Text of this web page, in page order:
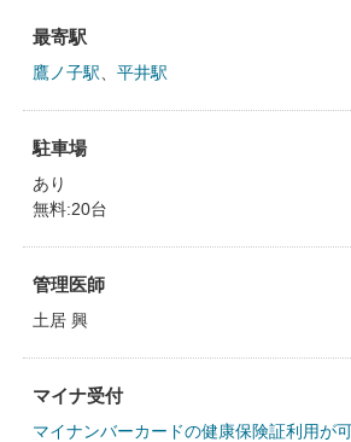
最寄駅
鷹ノ子駅 平井駅
駐車場
あり
無料:20台
管理医師
土居 興
マイナ受付
マイナンバーカードの健康保険証利用が